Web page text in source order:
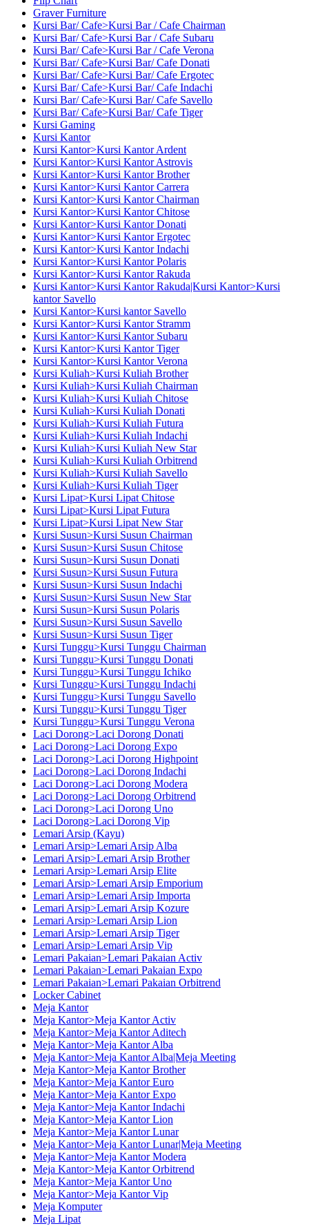
Graver Furniture
Kursi Bar/ Cafe>Kursi Bar / Cafe Chairman
Kursi Bar/ Cafe>Kursi Bar / Cafe Subaru
Kursi Bar/ Cafe>Kursi Bar / Cafe Verona
Kursi Bar/ Cafe>Kursi Bar/ Cafe Donati
Kursi Bar/ Cafe>Kursi Bar/ Cafe Ergotec
Kursi Bar/ Cafe>Kursi Bar/ Cafe Indachi
Kursi Bar/ Cafe>Kursi Bar/ Cafe Savello
Kursi Bar/ Cafe>Kursi Bar/ Cafe Tiger
Kursi Gaming
Kursi Kantor
Kursi Kantor>Kursi Kantor Ardent
Kursi Kantor>Kursi Kantor Astrovis
Kursi Kantor>Kursi Kantor Brother
Kursi Kantor>Kursi Kantor Carrera
Kursi Kantor>Kursi Kantor Chairman
Kursi Kantor>Kursi Kantor Chitose
Kursi Kantor>Kursi Kantor Donati
Kursi Kantor>Kursi Kantor Ergotec
Kursi Kantor>Kursi Kantor Indachi
Kursi Kantor>Kursi Kantor Polaris
Kursi Kantor>Kursi Kantor Rakuda
Kursi Kantor>Kursi Kantor Rakuda|Kursi Kantor>Kursi
kantor Savello
Kursi Kantor>Kursi kantor Savello
Kursi Kantor>Kursi Kantor Stramm
Kursi Kantor>Kursi Kantor Subaru
Kursi Kantor>Kursi Kantor Tiger
Kursi Kantor>Kursi Kantor Verona
Kursi Kuliah>Kursi Kuliah Brother
Kursi Kuliah>Kursi Kuliah Chairman
Kursi Kuliah>Kursi Kuliah Chitose
Kursi Kuliah>Kursi Kuliah Donati
Kursi Kuliah>Kursi Kuliah Futura
Kursi Kuliah>Kursi Kuliah Indachi
Kursi Kuliah>Kursi Kuliah New Star
Kursi Kuliah>Kursi Kuliah Orbitrend
Kursi Kuliah>Kursi Kuliah Savello
Kursi Kuliah>Kursi Kuliah Tiger
Kursi Lipat>Kursi Lipat Chitose
Kursi Lipat>Kursi Lipat Futura
Kursi Lipat>Kursi Lipat New Star
Kursi Susun>Kursi Susun Chairman
Kursi Susun>Kursi Susun Chitose
Kursi Susun>Kursi Susun Donati
Kursi Susun>Kursi Susun Futura
Kursi Susun>Kursi Susun Indachi
Kursi Susun>Kursi Susun New Star
Kursi Susun>Kursi Susun Polaris
Kursi Susun>Kursi Susun Savello
Kursi Susun>Kursi Susun Tiger
Kursi Tunggu>Kursi Tunggu Chairman
Kursi Tunggu>Kursi Tunggu Donati
Kursi Tunggu>Kursi Tunggu Ichiko
Kursi Tunggu>Kursi Tunggu Indachi
Kursi Tunggu>Kursi Tunggu Savello
Kursi Tunggu>Kursi Tunggu Tiger
Kursi Tunggu>Kursi Tunggu Verona
Laci Dorong>Laci Dorong Donati
Laci Dorong>Laci Dorong Expo
Laci Dorong>Laci Dorong Highpoint
Laci Dorong>Laci Dorong Indachi
Laci Dorong>Laci Dorong Modera
Laci Dorong>Laci Dorong Orbitrend
Laci Dorong>Laci Dorong Uno
Laci Dorong>Laci Dorong Vip
Lemari Arsip (Kayu)
Lemari Arsip>Lemari Arsip Alba
Lemari Arsip>Lemari Arsip Brother
Lemari Arsip>Lemari Arsip Elite
Lemari Arsip>Lemari Arsip Emporium
Lemari Arsip>Lemari Arsip Importa
Lemari Arsip>Lemari Arsip Kozure
Lemari Arsip>Lemari Arsip Lion
Lemari Arsip>Lemari Arsip Tiger
Lemari Arsip>Lemari Arsip Vip
Lemari Pakaian>Lemari Pakaian Activ
Lemari Pakaian>Lemari Pakaian Expo
Lemari Pakaian>Lemari Pakaian Orbitrend
Locker Cabinet
Meja Kantor
Meja Kantor>Meja Kantor Activ
Meja Kantor>Meja Kantor Aditech
Meja Kantor>Meja Kantor Alba
Meja Kantor>Meja Kantor Alba|Meja Meeting
Meja Kantor>Meja Kantor Brother
Meja Kantor>Meja Kantor Euro
Meja Kantor>Meja Kantor Expo
Meja Kantor>Meja Kantor Indachi
Meja Kantor>Meja Kantor Lion
Meja Kantor>Meja Kantor Lunar
Meja Kantor>Meja Kantor Lunar|Meja Meeting
Meja Kantor>Meja Kantor Modera
Meja Kantor>Meja Kantor Orbitrend
Meja Kantor>Meja Kantor Uno
Meja Kantor>Meja Kantor Vip
Meja Komputer
Meja Lipat